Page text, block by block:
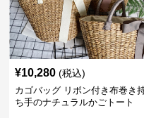
¥10,280 (税込)
カゴバッグ リボン付き布巻き
ち手のナチュラルかごトート